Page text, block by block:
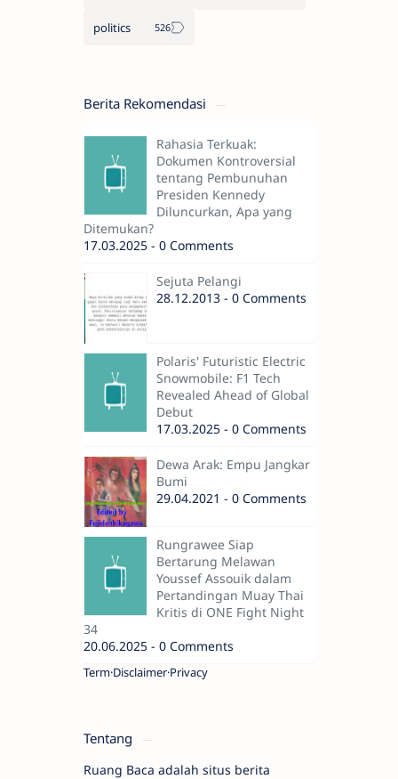
politics
Berita Rekomendasi
Rahasia Terkuak:
Dokumen Kontroversial
tentang Pembunuhan
Presiden Kennedy
Diluncurkan, Apa yang
Ditemukan?
17.03.2025 - 0 Comments
Sejuta Pelangi
28.12.2013 - 0 Comments
Polaris' Futuristic Electric
Snowmobile: F1 Tech
Revealed Ahead of Global
Debut
17.03.2025 - 0 Comments
Dewa Arak: Empu Jangkar
Bumi
29.04.2021 - 0 Comments
Rungrawee Siap
Bertarung Melawan
Youssef Assouik dalam
Pertandingan Muay Thai
Kritis di ONE Fight Night
34
20.06.2025 - 0 Comments
Term Disclaimer Privacy
Tentang
Ruang Baca adalah situs berita